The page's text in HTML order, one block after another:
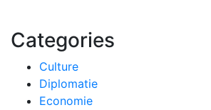
Categories
Culture
Diplomatie
Economie